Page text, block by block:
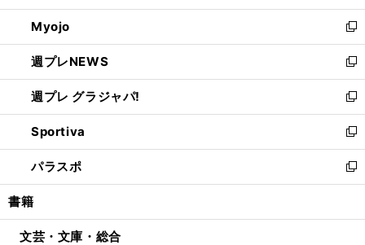
開
く
ウ
で
開
く
ン
ド
ウ
で
開
く
ウ
ィ
ン
ド
ウ
で
開
く
Myojo
新
し
い
ウ
ィ
ン
ド
ウ
で
開
週プレNEWS
新
し
い
ウ
ィ
ン
ド
ウ
開
週プレ グラジャパ!
新
し
い
ウ
ィ
ン
ウ
Sportiva
新
し
い
ウ
ン
パラスポ
新
し
ウ
書籍
文芸・文庫・総合